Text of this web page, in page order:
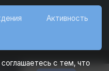
Активность
с тем, что